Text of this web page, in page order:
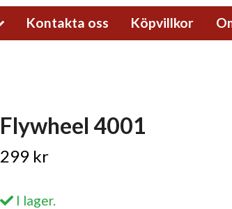
Kontakta oss Köpvillkor
Flywheel 4001
299 kr
I lager.